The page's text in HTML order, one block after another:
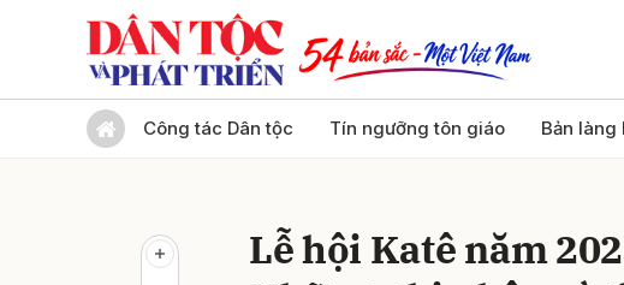
Công tác Dân tộc Tín ngưỡng tôn giáo Bản làng
Lễ hội Katê năm
Gửi bình